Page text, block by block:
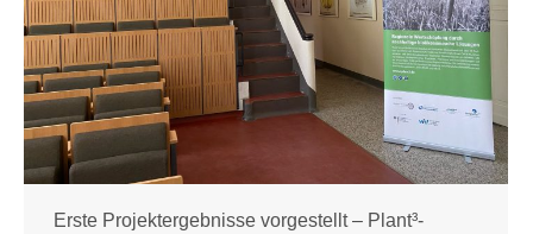
Erste Projektergebnisse vorgestellt – Plant³-